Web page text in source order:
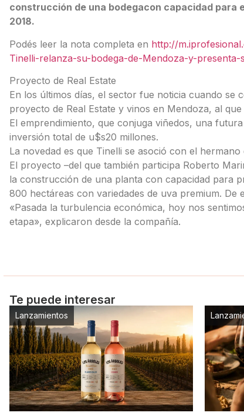
construcción de una bodegacon capacidad
2018.
Podés leer la nota completa en http://
Tinelli-relanza-su-bodega-de-Mendoza-y-
Proyecto de Real Estate
En los últimos días, el sector fue noticia cuando
proyecto de Real Estate y vinos en Mendoza, al
El emprendimiento, que conjuga viñedos, una
inversión total de u$s20 millones.
La novedad es que Tinelli se asoció con el
El proyecto –del que también participa Roberto
la construcción de una planta con capacidad para
800 hectáreas con variedades de uva premium. De
«Pasada la turbulencia económica, hoy nos
etapa», explicaron desde la compañía.
Te puede interesar
Lanzamientos